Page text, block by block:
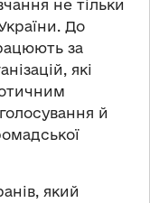
не тільки
До
за
які
й
який